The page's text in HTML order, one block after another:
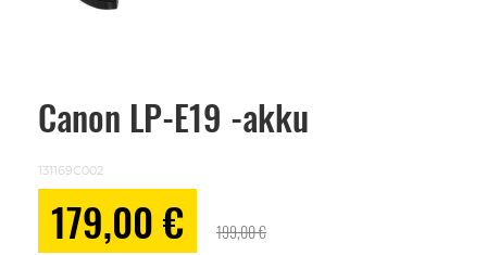
Canon LP-E19 -akku
131169C002
179,00 € 199,00 €
Skip
images